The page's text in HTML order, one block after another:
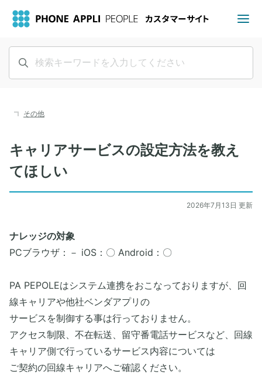
その他
キャリアサービスの設定方法を教え
てほしい
2026年7月13日 更新
ナレッジの対象
PCブラウザ：－ iOS：〇 Android：〇
PA PEPOLEはシステム連携をおこなっておりますが、回
線キャリアや他社ベンダアプリの
サービスを制御する事は行っておりません。
アクセス制限、不在転送、留守番電話サービスなど、回線
キャリア側で行っているサービス内容については
ご契約の回線キャリアへご確認ください。